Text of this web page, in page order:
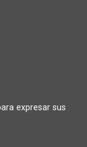
expresar sus